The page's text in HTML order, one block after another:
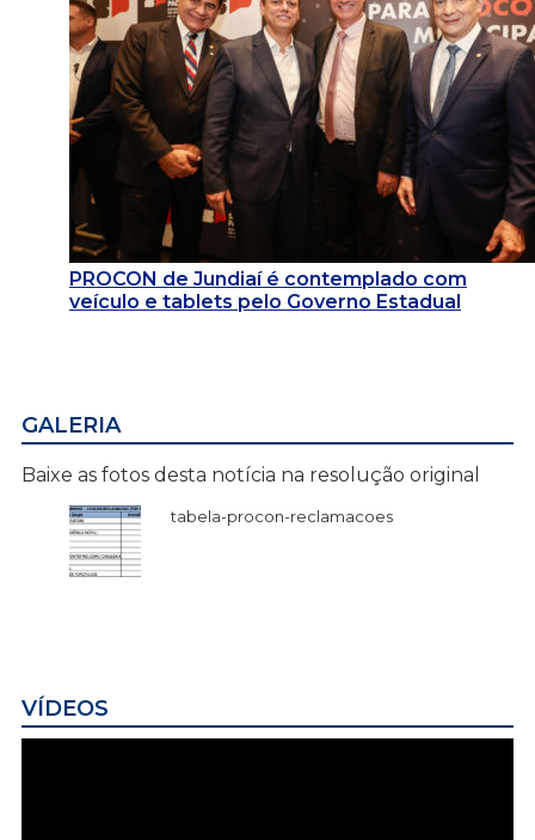
PROCON de Jundiaí é contemplado com
veículo e tablets pelo Governo Estadual
GALERIA
Baixe as fotos desta notícia na resolução original
tabela-procon-reclamacoes
VÍDEOS